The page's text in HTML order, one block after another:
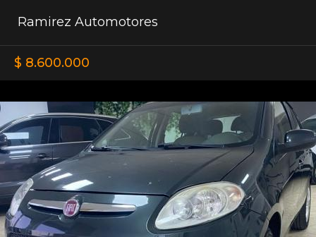
Ramirez Automotores
$ 8.600.000